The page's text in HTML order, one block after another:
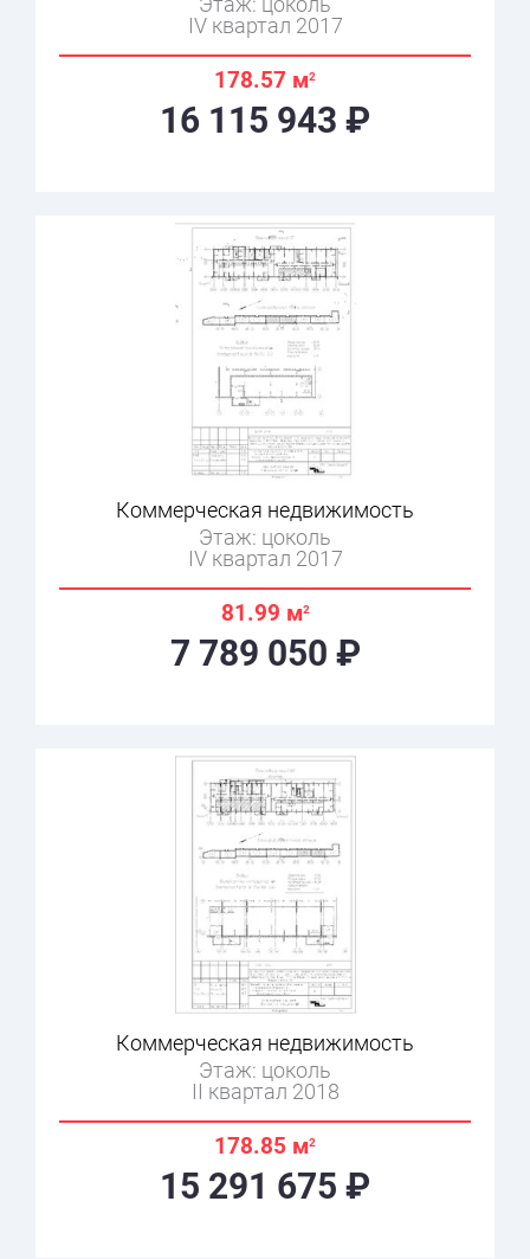
IV квартал 2017
178.57 м2
16 115 943 ₽
Коммерческая недвижимость
Этаж: цоколь
IV квартал 2017
81.99 м2
7 789 050 ₽
Коммерческая недвижимость
Этаж: цоколь
II квартал 2018
178.85 м2
15 291 675 ₽